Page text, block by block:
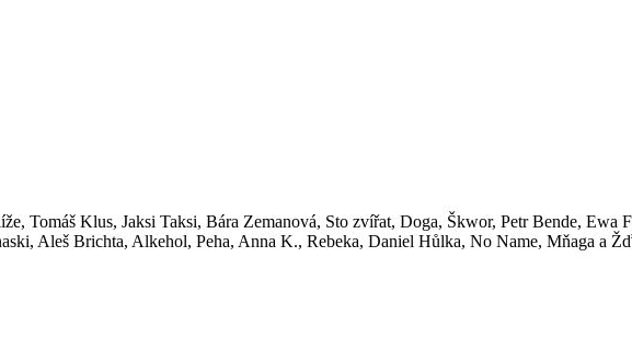
Tomáš Klus, Jaksi Taksi, Bára Zemanová, Sto zvířat, Doga, Škwor, Petr Bende, Ewa
Aleš Brichta, Alkehol, Peha, Anna K., Rebeka, Daniel Hůlka, No Name, Mňaga a